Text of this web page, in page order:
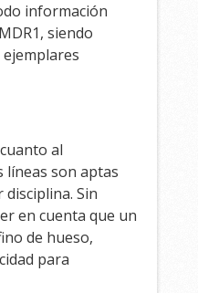
información
siendo
al
líneas son aptas
Sin
en cuenta que un
de hueso,
para